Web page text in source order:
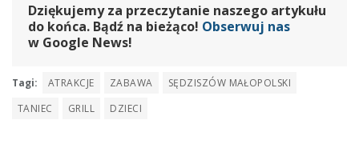
Dziękujemy za przeczytanie naszego artykułu
do końca. Bądź na bieżąco! Obserwuj nas
w Google News!
Tagi: ATRAKCJE ZABAWA
SĘDZISZÓW MAŁOPOLSKI
TANIEC
GRILL DZIECI